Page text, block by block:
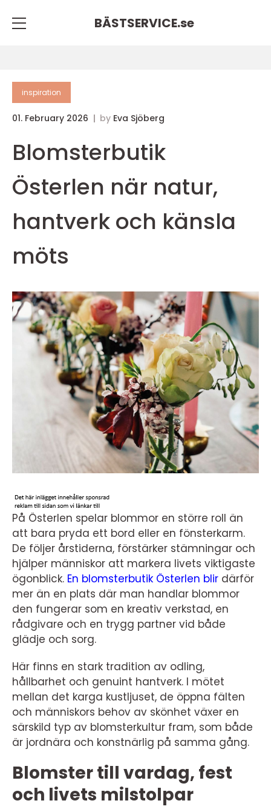
BÄSTSERVICE.se
inspiration
01. February 2026 by Eva Sjöberg
Blomsterbutik
Österlen när natur,
hantverk och känsla
möts
På Österlen spelar blommor en större roll än
att bara pryda ett bord eller en fönsterkarm.
De följer årstiderna, förstärker stämningar och
hjälper människor att markera livets viktigaste
ögonblick. En blomsterbutik Österlen blir därför
mer än en plats där man handlar blommor
den fungerar som en kreativ verkstad, en
rådgivare och en trygg partner vid både
glädje och sorg.
Här finns en stark tradition av odling,
hållbarhet och genuint hantverk. I mötet
mellan det karga kustljuset, de öppna fälten
och människors behov av skönhet växer en
särskild typ av blomsterkultur fram, som både
är jordnära och konstnärlig på samma gång.
Blomster till vardag, fest
och livets milstolpar